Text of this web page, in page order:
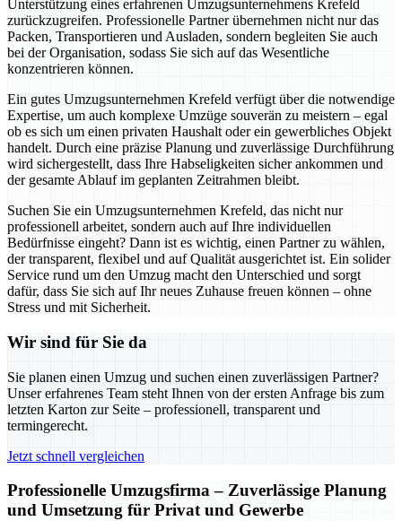
Unterstützung eines erfahrenen Umzugsunternehmens Krefeld
zurückzugreifen. Professionelle Partner übernehmen nicht nur das
Packen, Transportieren und Ausladen, sondern begleiten Sie auch
bei der Organisation, sodass Sie sich auf das Wesentliche
konzentrieren können.
Ein gutes Umzugsunternehmen Krefeld verfügt über die notwendige
Expertise, um auch komplexe Umzüge souverän zu meistern – egal
ob es sich um einen privaten Haushalt oder ein gewerbliches Objekt
handelt. Durch eine präzise Planung und zuverlässige Durchführung
wird sichergestellt, dass Ihre Habseligkeiten sicher ankommen und
der gesamte Ablauf im geplanten Zeitrahmen bleibt.
Suchen Sie ein Umzugsunternehmen Krefeld, das nicht nur
professionell arbeitet, sondern auch auf Ihre individuellen
Bedürfnisse eingeht? Dann ist es wichtig, einen Partner zu wählen,
der transparent, flexibel und auf Qualität ausgerichtet ist. Ein solider
Service rund um den Umzug macht den Unterschied und sorgt
dafür, dass Sie sich auf Ihr neues Zuhause freuen können – ohne
Stress und mit Sicherheit.
Wir sind für Sie da
Sie planen einen Umzug und suchen einen zuverlässigen Partner?
Unser erfahrenes Team steht Ihnen von der ersten Anfrage bis zum
letzten Karton zur Seite – professionell, transparent und
termingerecht.
Jetzt schnell vergleichen
Professionelle Umzugsfirma – Zuverlässige Planung
und Umsetzung für Privat und Gewerbe